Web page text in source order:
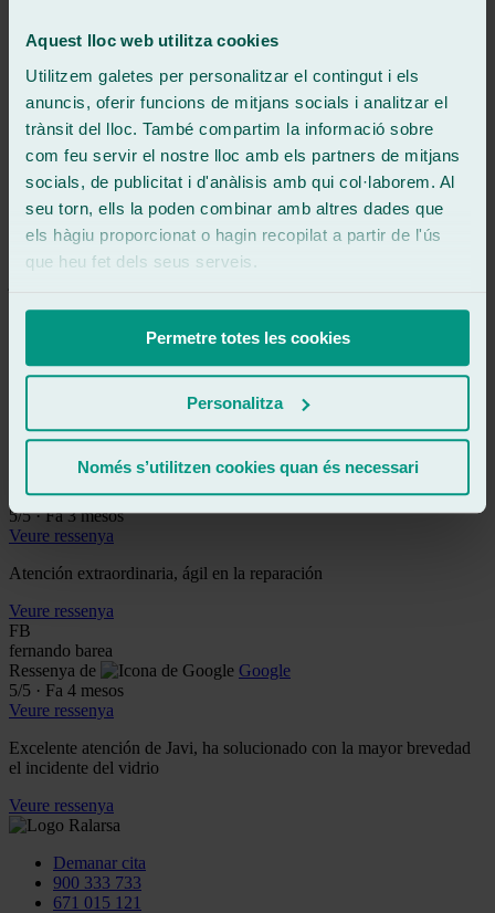
Aquest lloc web utilitza cookies
Utilitzem galetes per personalitzar el contingut i els
anuncis, oferir funcions de mitjans socials i analitzar el
trànsit del lloc. També compartim la informació sobre
com feu servir el nostre lloc amb els partners de mitjans
socials, de publicitat i d'anàlisis amb qui col·laborem. Al
seu torn, ells la poden combinar amb altres dades que
els hàgiu proporcionat o hagin recopilat a partir de l'ús
que heu fet dels seus serveis.
Permetre totes les cookies
Personalitza
Només s’utilitzen cookies quan és necessari
Veure ressenya
NC
nacho castella casas
Ressenya de
Google
Fa 1 mes
Veure ressenya
Me ha atendido Javi ! Servicio top ! Coche reparado en horas !
Veure ressenya
JR
Excelente trato y servicio 100x100 profesional como los de antes lo
recomiendo pará todos los que quieran reparar su luna.
Veure ressenya
david jarque salas
Ressenya de
Google
5/5· Fa 3 mesos
Veure ressenya
Atención extraordinaria, ágil en la reparación
Veure ressenya
FB
fernando barea
Ressenya de
Google
5/5 · Fa 4 mesos
Veure ressenya
Excelente atención de Javi, ha solucionado con la mayor brevedad
el incidente del vidrio
Veure ressenya
Demanar cita
900 333 733
671 015 121